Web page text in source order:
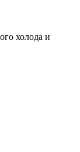
холода и